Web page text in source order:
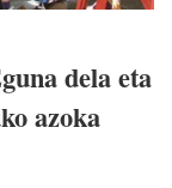
dela eta
azoka